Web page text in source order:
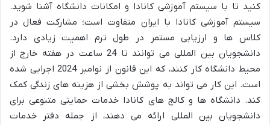
کنید تا با سیستم آموزشی کانادا و امکانات دانشگاه آشنا شوید.
سیستم آموزشی کانادا با ایران متفاوت است؛ مشارکت فعال در
کلاس ها و ارزیابی مستمر در طول ترم اهمیت زیادی دارد.
دانشجویان بین المللی می توانند تا 24 ساعت در هفته خارج از
محیط دانشگاه کار کنند، که این قانون از نوامبر 2024 اجرایی شده
است. این کار می تواند به پوشش بخشی از هزینه های زندگی کمک
کند. دانشگاه ها و کالج های کانادا خدمات حمایتی متنوعی برای
دانشجویان بین المللی ارائه می دهند، از جمله دفتر خدمات